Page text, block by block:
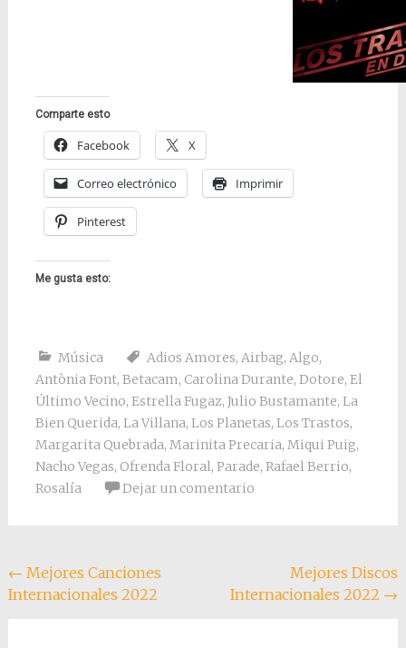
Comparte esto
Facebook X
Correo electrónico Imprimir
Pinterest
Me gusta esto:
Música Adios Amores, Airbag, Algo,
Antònia Font, Betacam, Carolina Durante, Dotore, El
Último Vecino, Estrella Fugaz, Julio Bustamante, La
Bien Querida, La Villana, Los Planetas, Los Trastos,
Margarita Quebrada, Marinita Precaria, Miqui Puig,
Nacho Vegas, Ofrenda Floral, Parade, Rafael Berrio,
Rosalía
Dejar un comentario
Navegación
de
← Mejores Canciones
Internacionales 2022
Mejores Discos
Internacionales 2022 →